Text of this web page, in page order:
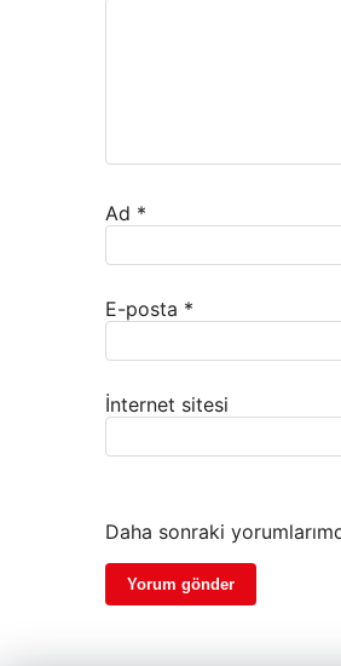
Ad *
E-posta *
İnternet sitesi
Daha sonraki